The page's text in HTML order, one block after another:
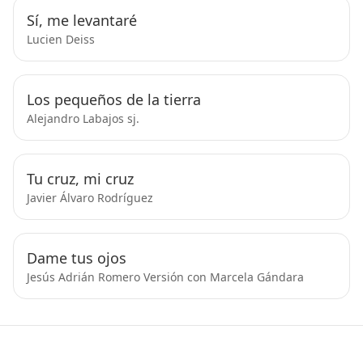
Sí, me levantaré
Lucien Deiss
Los pequeños de la tierra
Alejandro Labajos sj.
Tu cruz, mi cruz
Javier Álvaro Rodríguez
Dame tus ojos
Jesús Adrián Romero Versión con Marcela Gándara